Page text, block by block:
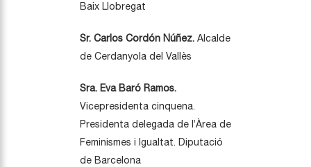
Baix Llobregat
Sr. Carlos Cordón Núñez. Alcalde
de Cerdanyola del Vallès
Sra. Eva Baró Ramos.
Vicepresidenta cinquena.
Presidenta delegada de l’Àrea de
Feminismes i Igualtat. Diputació
de Barcelona